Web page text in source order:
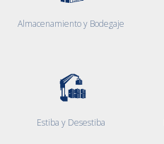
Almacenamiento y Bodegaje
Estiba y Desestiba